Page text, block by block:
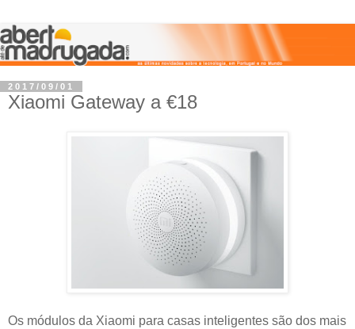
2017/09/01
Xiaomi Gateway a €18
Os módulos da Xiaomi para casas inteligentes são dos mais